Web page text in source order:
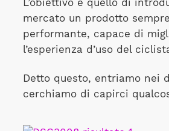
L’obiettivo è quello di
mercato un prodotto
performante, capace di
l’esperienza d’uso del
Detto questo, entriamo nei
cerchiamo di capirci